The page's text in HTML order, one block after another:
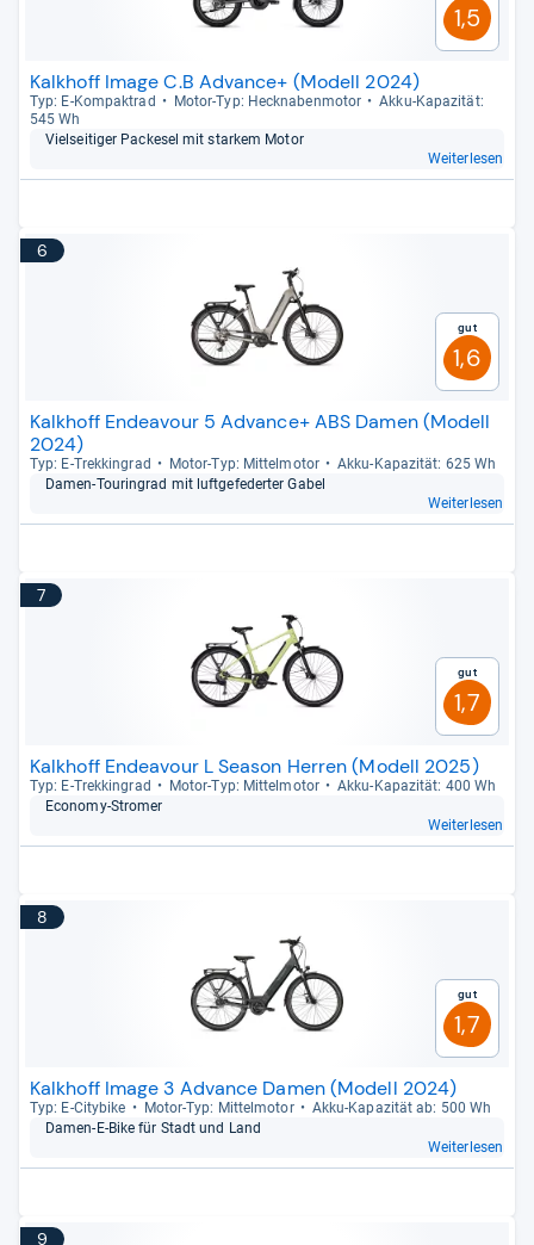
1,5
Kalkhoff Image C.B Advance+ (Modell 2024)
Typ: E-​Kom­pak­trad Motor-​Typ: Heck­na­ben­mo­tor
Akku-​Kapa­zi­tät:
545 Wh
Viel­sei­ti­ger Packe­sel mit star­kem Motor
Weiterlesen
6
Gut
1,6
Kalkhoff Endeavour 5 Advance+ ABS Damen (Modell
2024)
Typ: E-​Trek­kin­grad Motor-​Typ: Mit­tel­mo­tor
Akku-​Kapa­zi­tät: 625 Wh
Damen-​Tou­ringrad mit luft­ge­fe­der­ter Gabel
Weiterlesen
7
Gut
1,7
Kalkhoff Endeavour L Season Herren (Modell 2025)
Typ: E-​Trek­kin­grad Motor-​Typ: Mit­tel­mo­tor
Akku-​Kapa­zi­tät: 400 Wh
Eco­nomy-​Stro­mer
Weiterlesen
8
Gut
1,7
Kalkhoff Image 3 Advance Damen (Modell 2024)
Typ: E-​City­bike Motor-​Typ: Mit­tel­mo­tor
Akku-​Kapa­zi­tät ab: 500 Wh
Damen-​E-​Bike für Stadt und Land
Weiterlesen
9